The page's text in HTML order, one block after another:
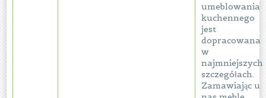
umeblowania
kuchennego
jest
dopracowana
w
najmniejszych
szczegółach.
Zamawiając u